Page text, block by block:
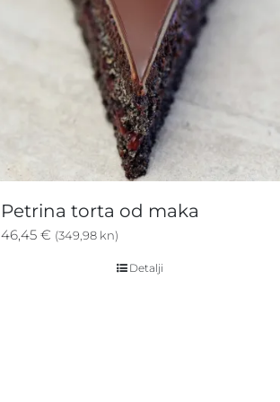
Petrina torta od maka
46,45 € (349,98 kn)
Detalji